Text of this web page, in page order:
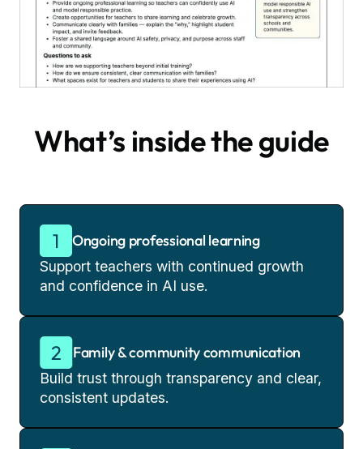
What’s inside the guide
Ongoing professional learning
Support teachers with continued growth
and confidence in AI use.
Family & community communication
Build trust through transparency and clear,
consistent updates.